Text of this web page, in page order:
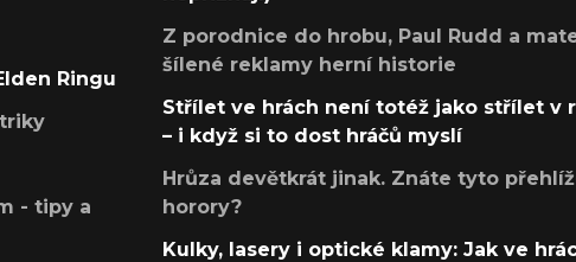
Ringu
- tipy a
Z porodnice do hrobu, Paul Rudd a
šílené reklamy herní historie
Střílet ve hrách není totéž jako střílet v
– i když si to dost hráčů myslí
Hrůza devětkrát jinak. Znáte tyto
horory?
Kulky, lasery i optické klamy: Jak ve